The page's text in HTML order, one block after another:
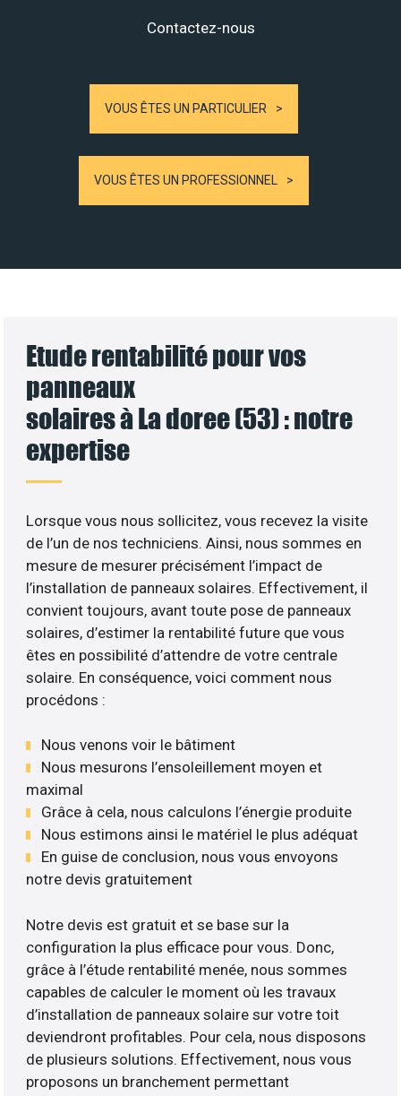
Contactez-nous
VOUS ÊTES UN PARTICULIER
VOUS ÊTES UN PROFESSIONNEL
Etude rentabilité pour vos
panneaux
solaires à La doree (53) : notre
expertise
Lorsque vous nous sollicitez, vous recevez la visite
de l’un de nos techniciens. Ainsi, nous sommes en
mesure de mesurer précisément l’impact de
l’installation de panneaux solaires. Effectivement, il
convient toujours, avant toute pose de panneaux
solaires, d’estimer la rentabilité future que vous
êtes en possibilité d’attendre de votre centrale
solaire. En conséquence, voici comment nous
procédons :
Nous venons voir le bâtiment
Nous mesurons l’ensoleillement moyen et
maximal
Grâce à cela, nous calculons l’énergie produite
Nous estimons ainsi le matériel le plus adéquat
En guise de conclusion, nous vous envoyons
notre devis gratuitement
Notre devis est gratuit et se base sur la
configuration la plus efficace pour vous. Donc,
grâce à l’étude rentabilité menée, nous sommes
capables de calculer le moment où les travaux
d’installation de panneaux solaire sur votre toit
deviendront profitables. Pour cela, nous disposons
de plusieurs solutions. Effectivement, nous vous
proposons un branchement permettant